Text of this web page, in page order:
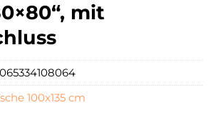
mit
100x135 cm